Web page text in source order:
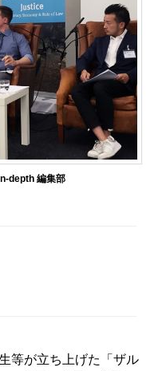
depth 編集部
等が立ち上げた「ザル